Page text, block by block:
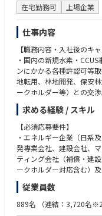
【選考フロー】
※選考フローは変更となる
書類選考
▼
■面接(1回～3回）
実施形式：対面 もしくは
実施時間：60分
▼
■オファー面談
実施形式：対面 もしくは
実施時間：30分
▼
＜内定＞
在宅勤務可 上場企業
仕事内容
【職務内容・入社後のキャ
・国内の新規水素・
ンにかかる各種許認可等
地転用、林地開発、保安
ークホルダー等）との交渉
・現場事務所における総
に関わるの広範囲の事務業
・入社後数年間は首都圏
における総務業務をご担
の希望・能力発揮・適性
ョンでのご活躍あるいは
先進的CCS事業の渉外業
認可取得手続き（管理者
場事務所のに関わる広範
求める経験 / スキル
【必須応募要件】
・エネルギー企業（日系
発専業会社、建設会社、
ティング会社（補償・建
ークホルダー対応含む）
以上、かつ、複数人を取
・国内における各プロジ
従業員数
889名 （連結：3,720名